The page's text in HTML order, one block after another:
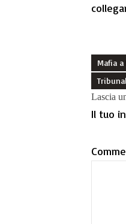
Mafia a
Lascia
Il tuo